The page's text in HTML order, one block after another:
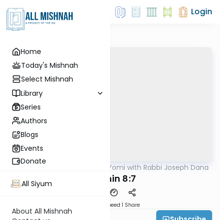
Home
Today's Mishnah
Select Mishnah
Library
Series
Authors
Blogs
Events
Donate
All Siyum
About All Mishnah
Login
Mishna Mishnah Yomi with Rabbi Joseph Dana
Arachin 8:7
Speed 1 Share